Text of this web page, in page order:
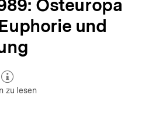
Osteuropa
und
Autor)
zu lesen